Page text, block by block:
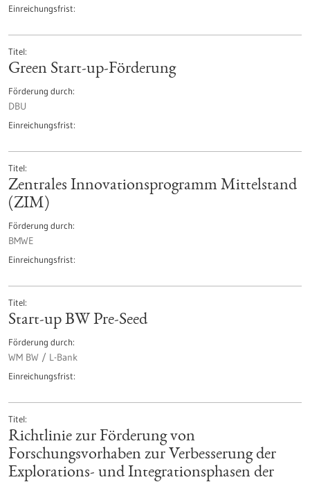
Einreichungsfrist
Titel
Green Start-up-Förderung
Förderung durch
DBU
Einreichungsfrist
Titel
Zentrales Innovationsprogramm Mittelstand
(ZIM)
Förderung durch
BMWE
Einreichungsfrist
Titel
Start-up BW Pre-Seed
Förderung durch
WM BW / L-Bank
Einreichungsfrist
Titel
Richtlinie zur Förderung von
Forschungsvorhaben zur Verbesserung der
Explorations- und Integrationsphasen der